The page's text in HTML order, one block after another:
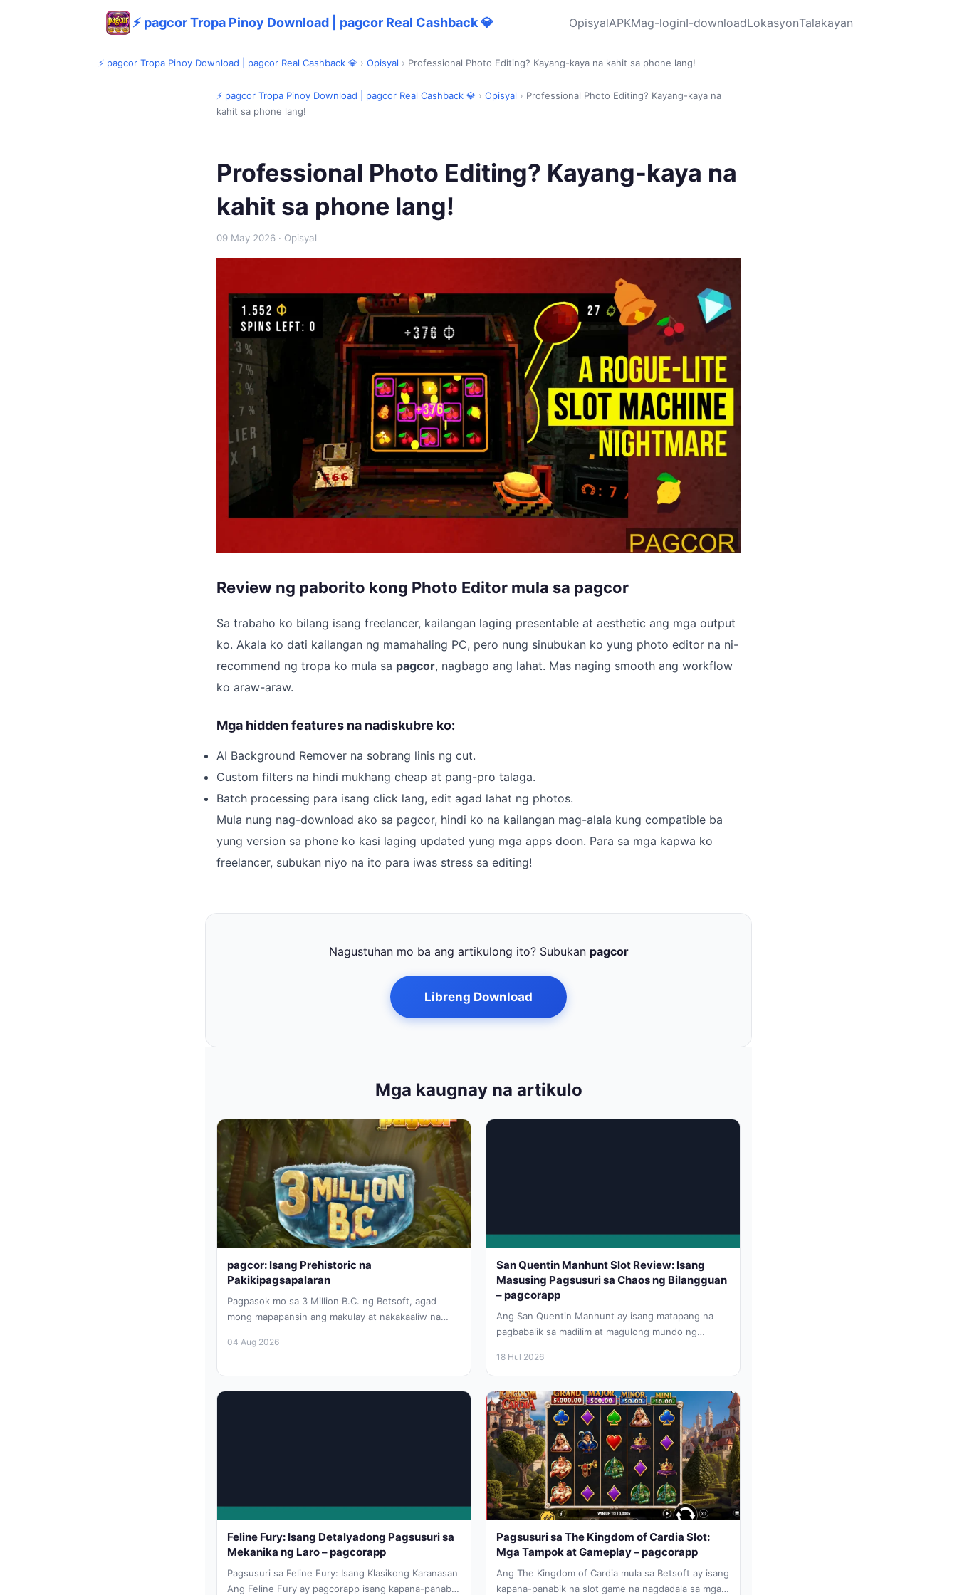
⚡ pagcor Tropa Pinoy Download | pagcor Real Cashback 💎 OpisyalAPKMag-loginI-downloadLokasyonTalakayan
⚡ pagcor Tropa Pinoy Download | pagcor Real Cashback 💎 › Opisyal › Professional Photo Editing? Kayang-kaya na kahit sa phone lang!
⚡ pagcor Tropa Pinoy Download | pagcor Real Cashback 💎 › Opisyal › Professional Photo Editing? Kayang-kaya na
kahit sa phone lang!
Professional Photo Editing? Kayang-kaya na
kahit sa phone lang!
09 May 2026 · Opisyal
Review ng paborito kong Photo Editor mula sa pagcor
Sa trabaho ko bilang isang freelancer, kailangan laging presentable at aesthetic ang mga output
ko. Akala ko dati kailangan ng mamahaling PC, pero nung sinubukan ko yung photo editor na ni-
recommend ng tropa ko mula sa pagcor, nagbago ang lahat. Mas naging smooth ang workflow
ko araw-araw.
Mga hidden features na nadiskubre ko:
AI Background Remover na sobrang linis ng cut.
Custom filters na hindi mukhang cheap at pang-pro talaga.
Batch processing para isang click lang, edit agad lahat ng photos.
Mula nung nag-download ako sa pagcor, hindi ko na kailangan mag-alala kung compatible ba
yung version sa phone ko kasi laging updated yung mga apps doon. Para sa mga kapwa ko
freelancer, subukan niyo na ito para iwas stress sa editing!
Nagustuhan mo ba ang artikulong ito? Subukan pagcor
Libreng Download
Mga kaugnay na artikulo
pagcor: Isang Prehistoric na
Pakikipagsapalaran
Pagpasok mo sa 3 Million B.C. ng Betsoft, agad
mong mapapansin ang makulay at nakakaaliw na
04 Aug 2026
San Quentin Manhunt Slot Review: Isang
Masusing Pagsusuri sa Chaos ng Bilangguan
– pagcorapp
Ang San Quentin Manhunt ay isang matapang na
pagbabalik sa madilim at magulong mundo ng
18 Hul 2026
Feline Fury: Isang Detalyadong Pagsusuri sa
Mekanika ng Laro – pagcorapp
Pagsusuri sa Feline Fury: Isang Klasikong Karanasan
Ang Feline Fury ay pagcorapp isang kapana-panabik
Pagsusuri sa The Kingdom of Cardia Slot:
Mga Tampok at Gameplay – pagcorapp
Ang The Kingdom of Cardia mula sa Betsoft ay isang
kapana-panabik na slot game na nagdadala sa mga